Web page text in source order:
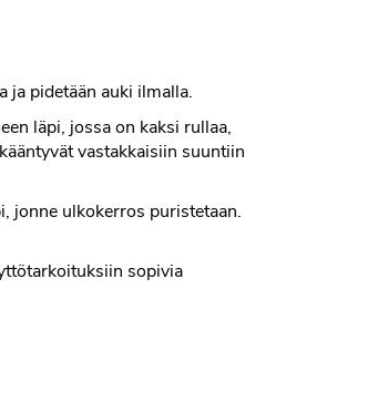
ja pidetään auki ilmalla.
läpi, jossa on kaksi rullaa,
vastakkaisiin suuntiin
jonne ulkokerros puristetaan.
sopivia